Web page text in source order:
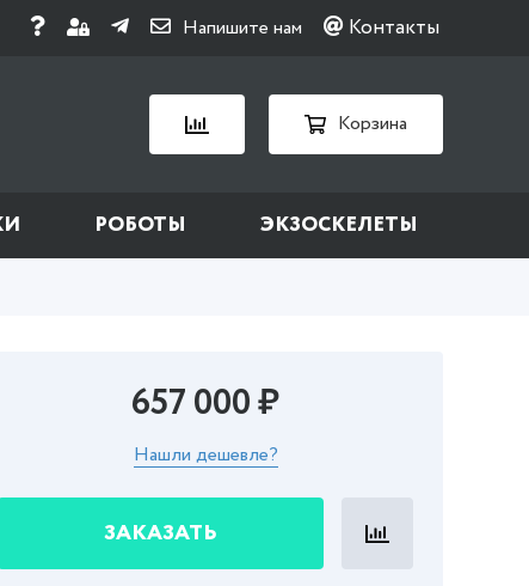
Напишите нам Контакты
Корзина
РОБОТЫ ЭКЗОСКЕЛЕТЫ
657 000 ₽
Нашли дешевле?
ЗАКАЗАТЬ